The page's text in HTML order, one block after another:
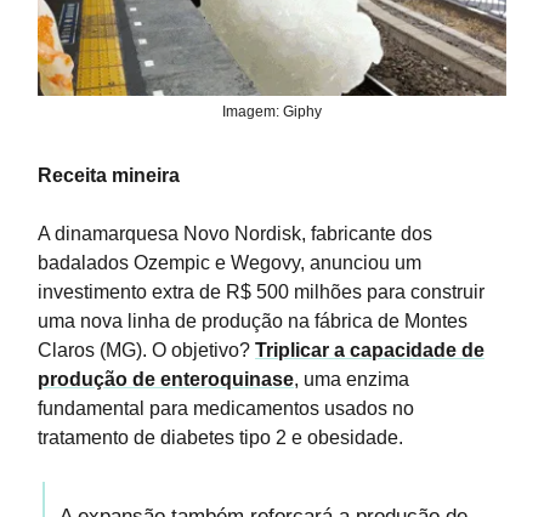
Imagem: Giphy
Receita mineira
A dinamarquesa Novo Nordisk, fabricante dos
badalados Ozempic e Wegovy, anunciou um
investimento extra de R$ 500 milhões para construir
uma nova linha de produção na fábrica de Montes
Claros (MG). O objetivo? Triplicar a capacidade de
produção de enteroquinase, uma enzima
fundamental para medicamentos usados no
tratamento de diabetes tipo 2 e obesidade.